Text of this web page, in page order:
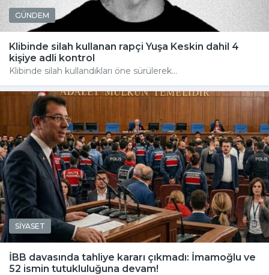
GÜNDEM
Klibinde silah kullanan rapçi Yuşa Keskin dahil 4
kişiye adli kontrol
Klibinde silah kullandıkları öne sürülerek...
SİYASET
İBB davasında tahliye kararı çıkmadı: İmamoğlu ve
52 ismin tutukluluğuna devam!